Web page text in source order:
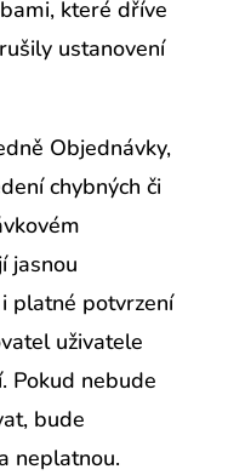
které dříve
ustanovení
Objednávky,
chybných či
jasnou
platné potvrzení
uživatele
Pokud nebude
bude
neplatnou.